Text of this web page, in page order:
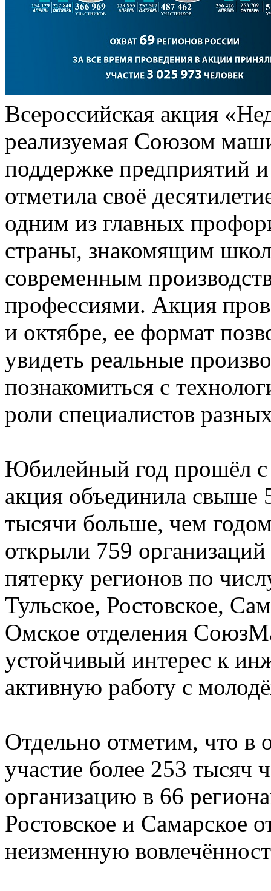
Всероссийская акция
реализуемая Союзом
поддержке предприятий
отметила своё
одним из главных
страны, знакомящим
современным
профессиями. Акция
и октябре, ее формат
увидеть реальные
познакомиться с
роли специалистов
Юбилейный год прошёл с
акция объединила свыше
тысячи больше, чем
открыли 759
пятерку регионов по
Тульское, Ростовское,
Омское отделения
устойчивый интерес к
активную работу с
Отдельно отметим, что в
участие более 253 тысяч
организацию в 66
Ростовское и Самарское
неизменную